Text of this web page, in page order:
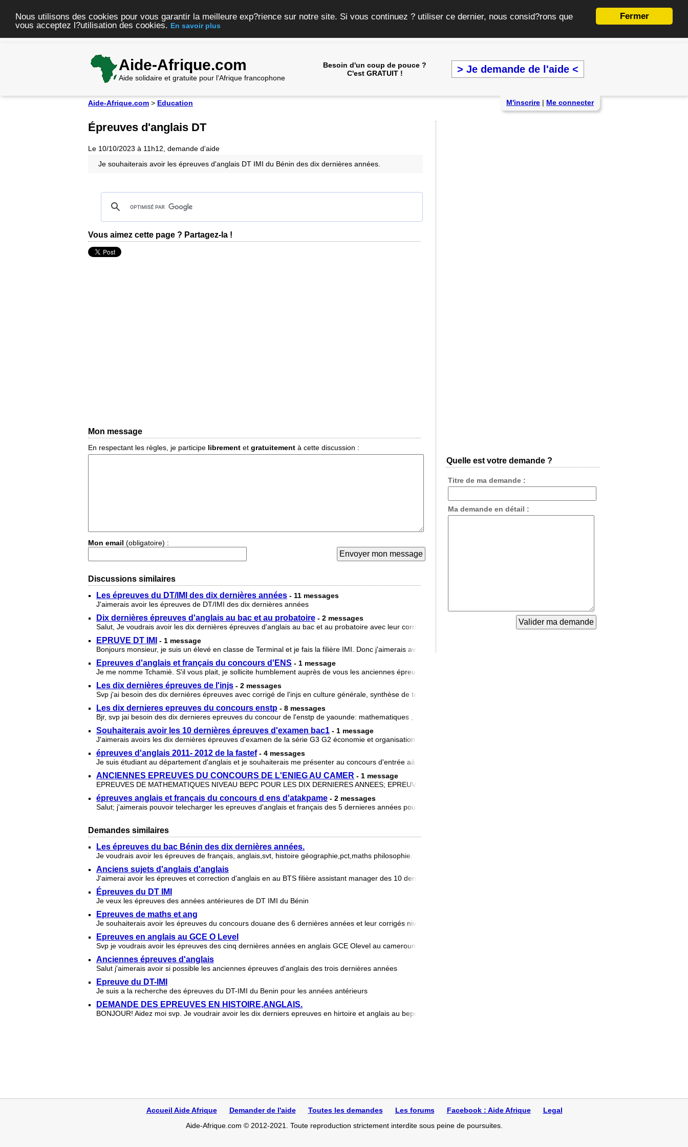
Fermer
Nous utilisons des cookies pour vous garantir la meilleure exp?rience sur notre site. Si vous continuez ? utiliser ce dernier, nous consid?rons que
vous acceptez l?utilisation des cookies. En savoir plus
Aide-Afrique.com
Aide solidaire et gratuite pour l'Afrique francophone
Besoin d'un coup de pouce ?
C'est GRATUIT !
> Je demande de l'aide <
Aide-Afrique.com > Education M'inscrire | Me connecter
Épreuves d'anglais DT
Le 10/10/2023 à 11h12, demande d'aide
Je souhaiterais avoir les épreuves d'anglais DT IMI du Bénin des dix dernières années.
Vous aimez cette page ? Partagez-la !
Mon message
En respectant les règles, je participe librement et gratuitement à cette discussion :
Mon email (obligatoire) :
Discussions similaires
Les épreuves du DT/IMI des dix dernières années - 11 messages
J'aimerais avoir les épreuves de DT/IMI des dix dernières années
Dix dernières épreuves d'anglais au bac et au probatoire - 2 messages
Salut, Je voudrais avoir les dix dernières épreuves d'anglais au bac et au probatoire avec leur corrigés si possible.
EPRUVE DT IMI
- 1 message
Bonjours monsieur, je suis un élevé en classe de Terminal et je fais la filière IMI. Donc j'aimerais avoir les épreuves
Epreuves d'anglais et français du concours d'ENS - 1 message
Je me nomme Tchamiè. S'il vous plait, je sollicite humblement auprès de vous les anciennes épreuves des dix dernières an
Les dix dernières épreuves de l'injs - 2 messages
Svp j'ai besoin des dix dernières épreuves avec corrigé de l'injs en culture générale, synthèse de texte,, anatomie et p
Les dix dernieres epreuves du concours enstp - 8 messages
Bjr, svp jai besoin des dix dernieres epreuves du concour de l'enstp de yaounde: mathematiques , physique chimie culture
Souhaiterais avoir les 10 dernières épreuves d'examen bac1 - 1 message
J'aimerais avoirs les dix dernières épreuves d'examen de la série G3 G2 économie et organisation, économie générale, mat
épreuves d'anglais 2011- 2012 de la fastef - 4 messages
Je suis étudiant au département d'anglais et je souhaiterais me présenter au concours d'entrée aà la fastef. Alors je vo
ANCIENNES EPREUVES DU CONCOURS DE L'ENIEG AU CAMER - 1 message
EPREUVES DE MATHEMATIQUES NIVEAU BEPC POUR LES DIX DERNIERES ANNEES; EPREUVES DE CULTURE GENERALE( LES DIX DERNIERES A
épreuves anglais et français du concours d ens d'atakpame - 2 messages
Salut; j'aimerais pouvoir telecharger les epreuves d'anglais et français des 5 dernieres années pour l'option anglais
Demandes similaires
Les épreuves du bac Bénin des dix dernières années.
Je voudrais avoir les épreuves de français, anglais,svt, histoire géographie,pct,maths philosophie.
Anciens sujets d'anglais d'anglais
J'aimerai avoir les épreuves et correction d'anglais en au BTS filière assistant manager des 10 dernières années
Épreuves du DT IMI
Je veux les épreuves des années antérieures de DT IMI du Bénin
Epreuves de maths et ang
Je souhaiterais avoir les épreuves du concours douane des 6 dernières années et leur corrigés niveau Bepc mathematiques
Epreuves en anglais au GCE O Level
Svp je voudrais avoir les épreuves des cinq dernières années en anglais GCE Olevel au cameroun
Anciennes épreuves d'anglais
Salut j'aimerais avoir si possible les anciennes épreuves d'anglais des trois dernières années
Epreuve du DT-IMI
Je suis a la recherche des épreuves du DT-IMI du Benin pour les années antérieurs
DEMANDE DES EPREUVES EN HISTOIRE,ANGLAIS.
BONJOUR! Aidez moi svp. Je voudrair avoir les dix derniers epreuves en hirtoire et anglais au bepc. Merci!
Quelle est votre demande ?
Titre de ma demande :
Ma demande en détail :
Accueil Aide Afrique Demander de l'aide Toutes les demandes Les forums Facebook : Aide Afrique
Legal
Aide-Afrique.com © 2012-2021. Toute reproduction strictement interdite sous peine de poursuites.